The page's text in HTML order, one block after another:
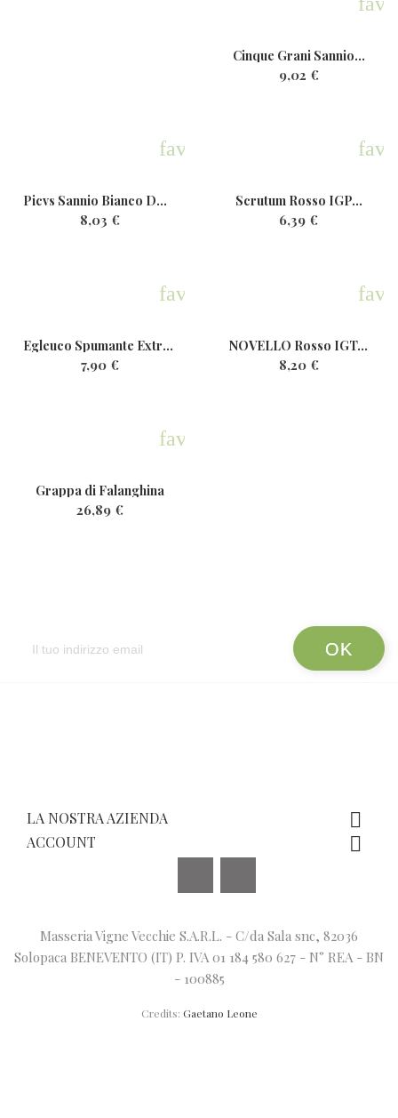
Cinque Grani Sannio...
9,02 €
favorite
Picvs Sannio Bianco DOP Bio...
8,03 €
Scrutum Rosso IGP...
6,39 €
favorite
Egleuco Spumante ExtraDry...
7,90 €
NOVELLO Rosso IGT...
8,20 €
favorite
Grappa di Falanghina
26,89 €
LA NOSTRA AZIENDA 
ACCOUNT 
Masseria Vigne Vecchie S.A.R.L. - C/da Sala snc, 82036
Solopaca BENEVENTO (IT) P. IVA 01 184 580 627 - N° REA - BN
- 100885
Credits: Gaetano Leone